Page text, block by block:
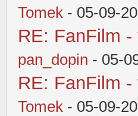
Tomek - 05-09-
RE: FanFilm -
pan_dopin - 05-
RE: FanFilm -
Tomek - 05-09-